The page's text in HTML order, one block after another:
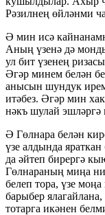
Рәзилнең өйләнми
Ә мин исә
Аның үзенә дә
ул бит үзенең
Әгәр минем белән
анысын шундук
итәбез. Әгәр мин
нәкъ шулай
Ә Гөлнара белән
үзе алдында
да әйтеп бирергә
Гөлнараның миңа
белеп тора, үзе
барыбер
тотарга икәнен